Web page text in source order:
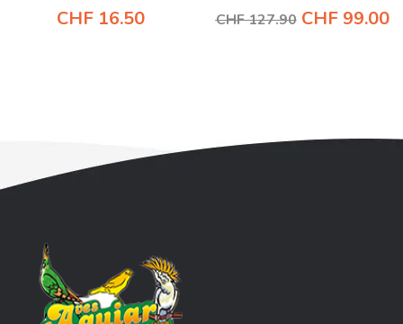
CHF 16.50
CHF127.90 CHF99.00